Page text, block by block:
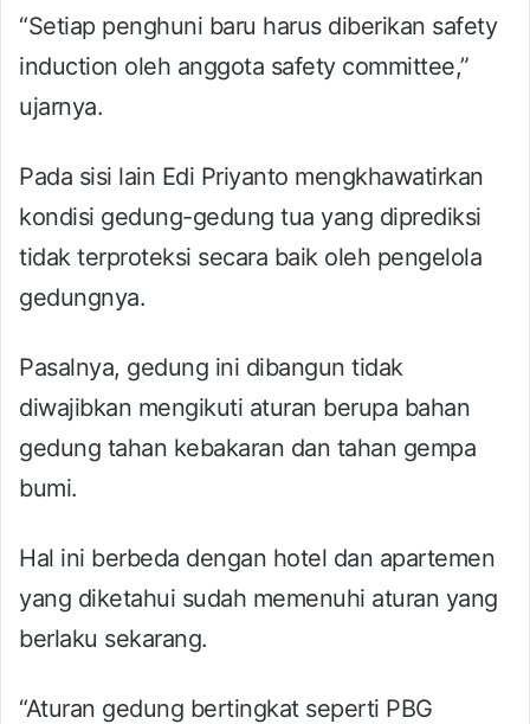
“Setiap penghuni baru harus diberikan safety
induction oleh anggota safety committee,”
ujarnya.
Pada sisi lain Edi Priyanto mengkhawatirkan
kondisi gedung-gedung tua yang diprediksi
tidak terproteksi secara baik oleh pengelola
gedungnya.
Pasalnya, gedung ini dibangun tidak
diwajibkan mengikuti aturan berupa bahan
gedung tahan kebakaran dan tahan gempa
bumi.
Hal ini berbeda dengan hotel dan apartemen
yang diketahui sudah memenuhi aturan yang
berlaku sekarang.
“Aturan gedung bertingkat seperti PBG